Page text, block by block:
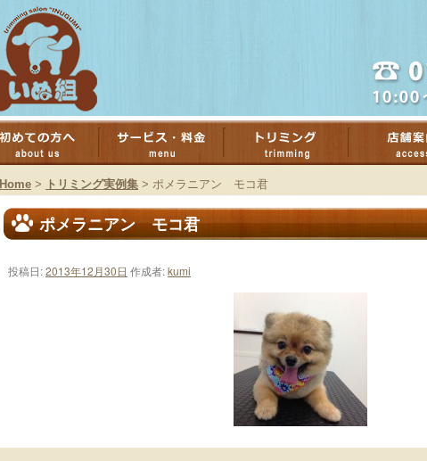
Home > トリミング実例集 > ポメラニアン モコ君
ポメラニアン モコ君
投稿日:2013年12月30日 作成者:kumi